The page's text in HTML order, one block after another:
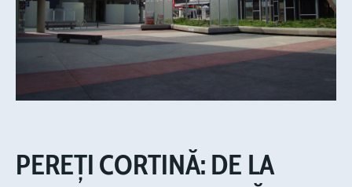
PEREȚI CORTINĂ: DE LA